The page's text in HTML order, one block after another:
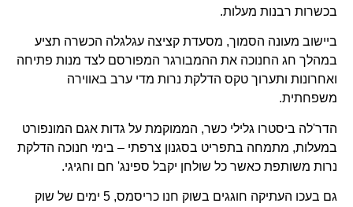
בכשרות רבנות מעלות.
ביישוב מעונה הסמוך, מסעדת קציצה עגלגלה הכשרה תציע
במהלך חג החנוכה את ההמבורגר המפורסם לצד מנות פתיחה
ואחרונות ותערוך טקס הדלקת נרות מדי ערב באווירה
משפחתית.
הדר'לה ביסטרו גלילי כשר, הממוקמת על גדות אגם המונפורט
במעלות, מתמחה בתפריט בסגנון צרפתי – בימי חנוכה הדלקת
נרות משותפת כאשר כל שולחן יקבל ספינג' חם וחגיגי.
גם בעכו העתיקה חוגגים בשוק חנו כריסמס, 5 ימים של שוק